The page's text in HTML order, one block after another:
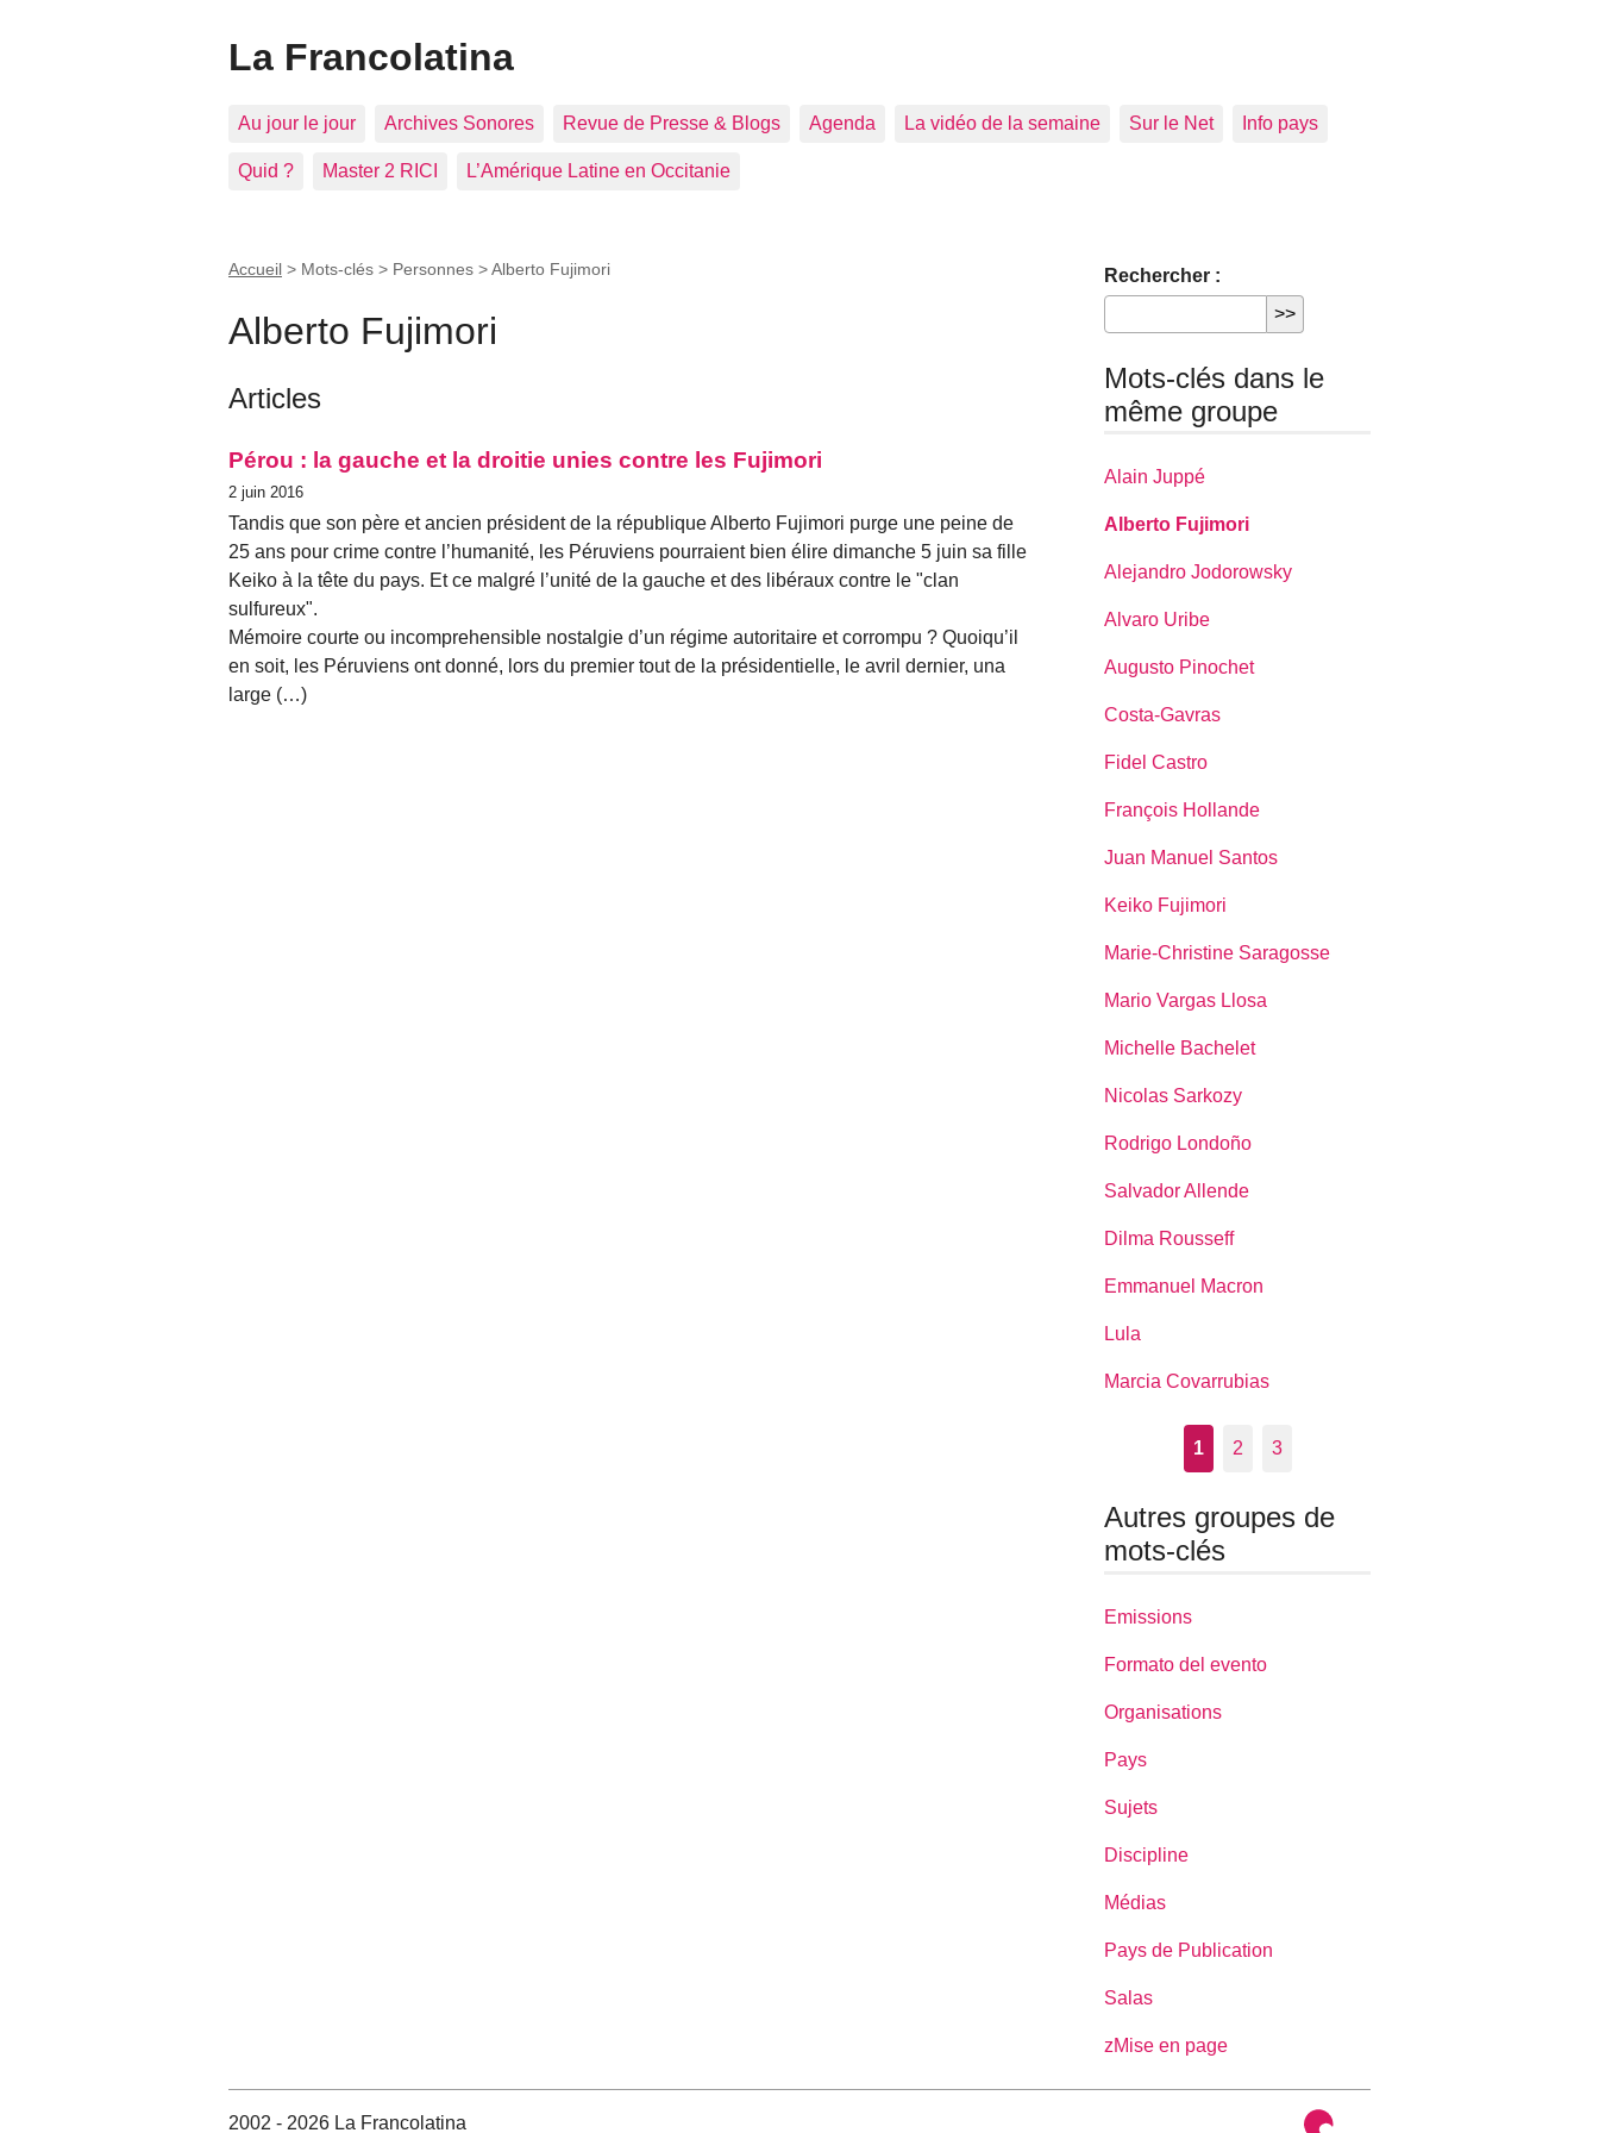
La Francolatina
Au jour le jour Archives Sonores Revue de Presse & Blogs Agenda La vidéo de la semaine Sur le Net Info pays
Quid ? Master 2 RICI L’Amérique Latine en Occitanie
Accueil > Mots-clés > Personnes >Alberto Fujimori
Alberto Fujimori
Articles
Pérou : la gauche et la droitie unies contre les Fujimori
2 juin 2016
Tandis que son père et ancien président de la république Alberto Fujimori purge une peine de
25 ans pour crime contre l’humanité, les Péruviens pourraient bien élire dimanche 5 juin sa fille
Keiko à la tête du pays. Et ce malgré l’unité de la gauche et des libéraux contre le "clan
sulfureux".
Mémoire courte ou incomprehensible nostalgie d’un régime autoritaire et corrompu ? Quoiqu’il
en soit, les Péruviens ont donné, lors du premier tout de la présidentielle, le avril dernier, una
large (…)
Rechercher :
Mots-clés dans le
même groupe
Alain Juppé
Alberto Fujimori
Alejandro Jodorowsky
Alvaro Uribe
Augusto Pinochet
Costa-Gavras
Fidel Castro
François Hollande
Juan Manuel Santos
Keiko Fujimori
Marie-Christine Saragosse
Mario Vargas Llosa
Michelle Bachelet
Nicolas Sarkozy
Rodrigo Londoño
Salvador Allende
Dilma Rousseff
Emmanuel Macron
Lula
Marcia Covarrubias
1 2 3
Autres groupes de
mots-clés
Emissions
Formato del evento
Organisations
Pays
Sujets
Discipline
Médias
Pays de Publication
Salas
zMise en page
2002 - 2026 La Francolatina